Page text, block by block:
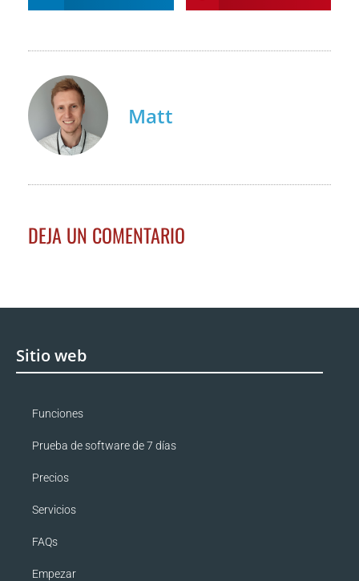
Matt
DEJA UN COMENTARIO
Sitio web
Funciones
Prueba de software de 7 días
Precios
Servicios
FAQs
Empezar